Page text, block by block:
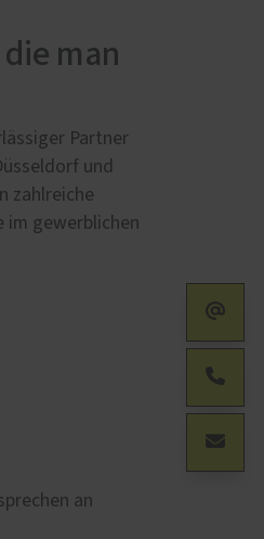
man
Partner
und
zahlreiche
im gewerblichen
an